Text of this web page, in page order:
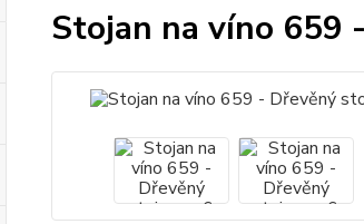
Stojan na víno 659